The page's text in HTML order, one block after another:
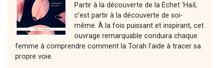
Partir à la découverte de la Echet ‘Haïl,
c’est partir à la découverte de soi-
même. À la fois puissant et inspirant, cet
ouvrage remarquable conduira chaque
femme à comprendre comment la Torah l’aide à tracer sa
propre voie.